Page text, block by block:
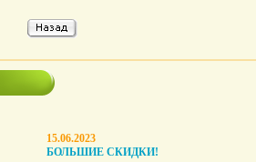
15.06.2023
БОЛЬШИЕ СКИДКИ!